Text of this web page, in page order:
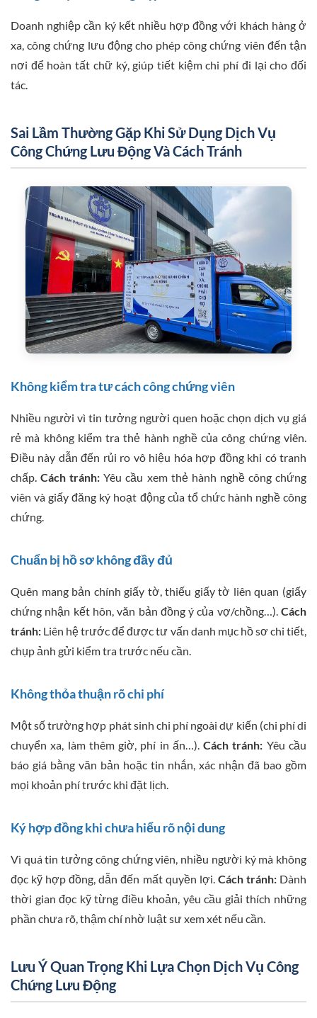
Doanh nghiệp cần ký kết nhiều hợp đồng với khách hàng ở
xa, công chứng lưu động cho phép công chứng viên đến tận
nơi để hoàn tất chữ ký, giúp tiết kiệm chi phí đi lại cho đối
tác.
Sai Lầm Thường Gặp Khi Sử Dụng Dịch Vụ
Công Chứng Lưu Động Và Cách Tránh
Không kiểm tra tư cách công chứng viên
Nhiều người vì tin tưởng người quen hoặc chọn dịch vụ giá
rẻ mà không kiểm tra thẻ hành nghề của công chứng viên.
Điều này dẫn đến rủi ro vô hiệu hóa hợp đồng khi có tranh
chấp.Cách tránh: Yêu cầu xem thẻ hành nghề công chứng
viên và giấy đăng ký hoạt động của tổ chức hành nghề công
chứng.
Chuẩn bị hồ sơ không đầy đủ
Quên mang bản chính giấy tờ, thiếu giấy tờ liên quan (giấy
chứng nhận kết hôn, văn bản đồng ý của vợ/chồng…). Cách
tránh: Liên hệ trước để được tư vấn danh mục hồ sơ chi tiết,
chụp ảnh gửi kiểm tra trước nếu cần.
Không thỏa thuận rõ chi phí
Một số trường hợp phát sinh chi phí ngoài dự kiến (chi phí di
chuyển xa, làm thêm giờ, phí in ấn…).Cách tránh: Yêu cầu
báo giá bằng văn bản hoặc tin nhắn, xác nhận đã bao gồm
mọi khoản phí trước khi đặt lịch.
Ký hợp đồng khi chưa hiểu rõ nội dung
Vì quá tin tưởng công chứng viên, nhiều người ký mà không
đọc kỹ hợp đồng, dẫn đến mất quyền lợi. Cách tránh:Dành
thời gian đọc kỹ từng điều khoản, yêu cầu giải thích những
phần chưa rõ, thậm chí nhờ luật sư xem xét nếu cần.
Lưu Ý Quan Trọng Khi Lựa Chọn Dịch Vụ Công
Chứng Lưu Động